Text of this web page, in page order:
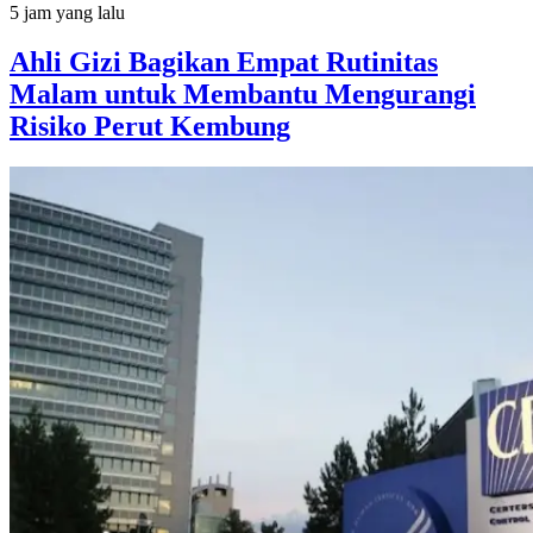
5 jam yang lalu
Ahli Gizi Bagikan Empat Rutinitas
Malam untuk Membantu Mengurangi
Risiko Perut Kembung